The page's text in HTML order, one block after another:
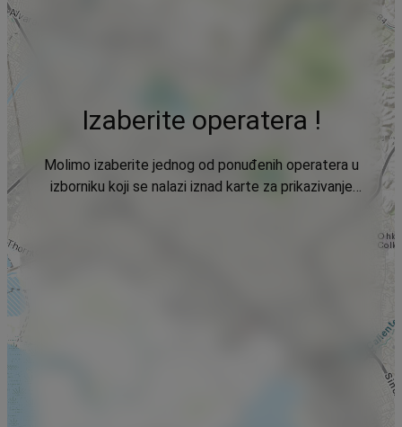
Izaberite operatera !
Molimo izaberite jednog od ponuđenih operatera u
izborniku koji se nalazi iznad karte za prikazivanje